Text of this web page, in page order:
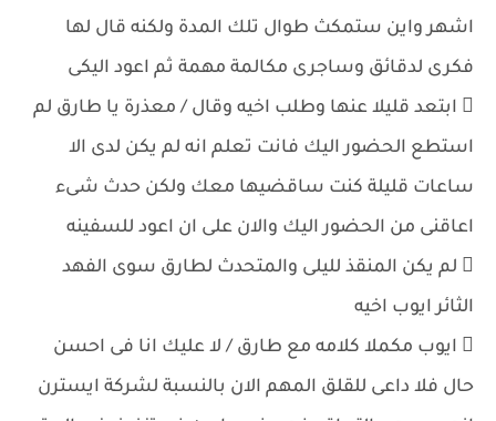
اشهر واين ستمكث طوال تلك المدة ولكنه قال لها
فكرى لدقائق وساجرى مكالمة مهمة ثم اعود اليكى
 ابتعد قليلا عنها وطلب اخيه وقال / معذرة يا طارق لم
استطع الحضور اليك فانت تعلم انه لم يكن لدى الا
ساعات قليلة كنت ساقضيها معك ولكن حدث شىء
اعاقنى من الحضور اليك والان على ان اعود للسفينه
 لم يكن المنقذ لليلى والمتحدث لطارق سوى الفهد
الثائر ايوب اخيه
 ايوب مكملا كلامه مع طارق / لا عليك انا فى احسن
حال فلا داعى للقلق المهم الان بالنسبة لشركة ايسترن